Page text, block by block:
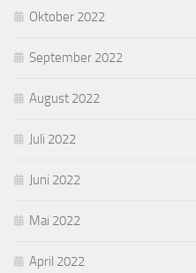
Oktober 2022
September 2022
August 2022
Juli 2022
Juni 2022
Mai 2022
April 2022